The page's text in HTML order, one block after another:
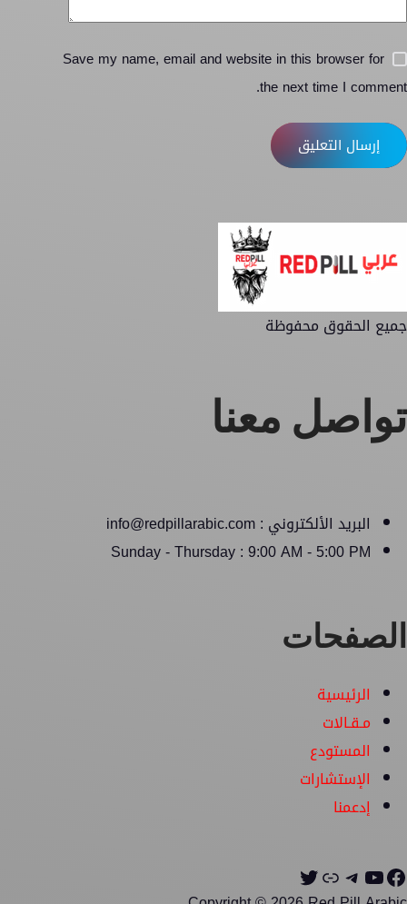
Save my name, email and website in this browser for
the next time I comment.
إرسال التعليق
جميع الحقوق محفوظة
تواصل معنا
البريد الألكتروني : info@redpillarabic.com
Sunday - Thursday : 9:00 AM - 5:00 PM
الصفحات
الرئيسية
مـقـالات
المستودع
الإستشارات
إدعمنا